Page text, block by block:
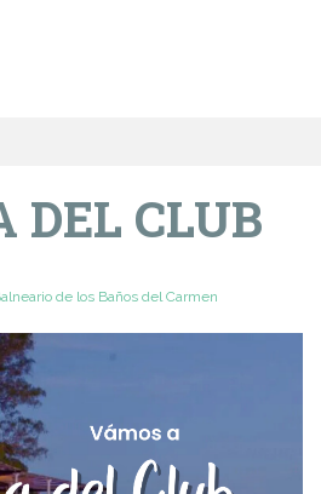
DEL CLUB
de los Baños del Carmen